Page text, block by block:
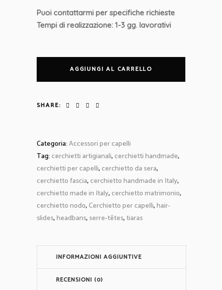
Puoi contattarmi per specifiche richieste
Tempi di realizzazione: 1-3 gg. lavorativi
AGGIUNGI AL CARRELLO
SHARE:
Categoria:Accessori per capelli
Tag:cerchietti artigianali,cerchietti handmade,
cerchietti per capelli,cerchietto da sera,
cerchietto fascia,cerchietto handmade in Italy,
cerchietto made in Italy,cerchietto matrimonio,
cerchietto nodo,Cerchietto per capelli,hair-
slides,headbans, serre-têtes,tiaras
INFORMAZIONI AGGIUNTIVE
RECENSIONI (0)